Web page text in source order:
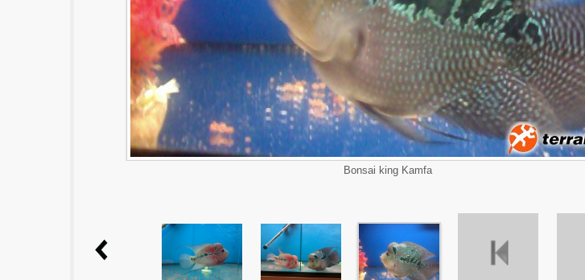
Bonsai king Kamfa